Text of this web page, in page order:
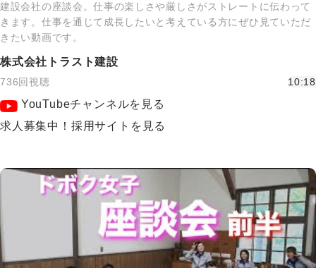
建設会社の座談会。仕事の楽しさや厳しさがストレートに伝わって
きます。仕事を通じて成長したいと考えている方にぜひ見ていただ
きたい動画です。
株式会社トラスト建設
736回視聴 10:18
YouTubeチャンネルを見る
求人募集中！採用サイトを見る